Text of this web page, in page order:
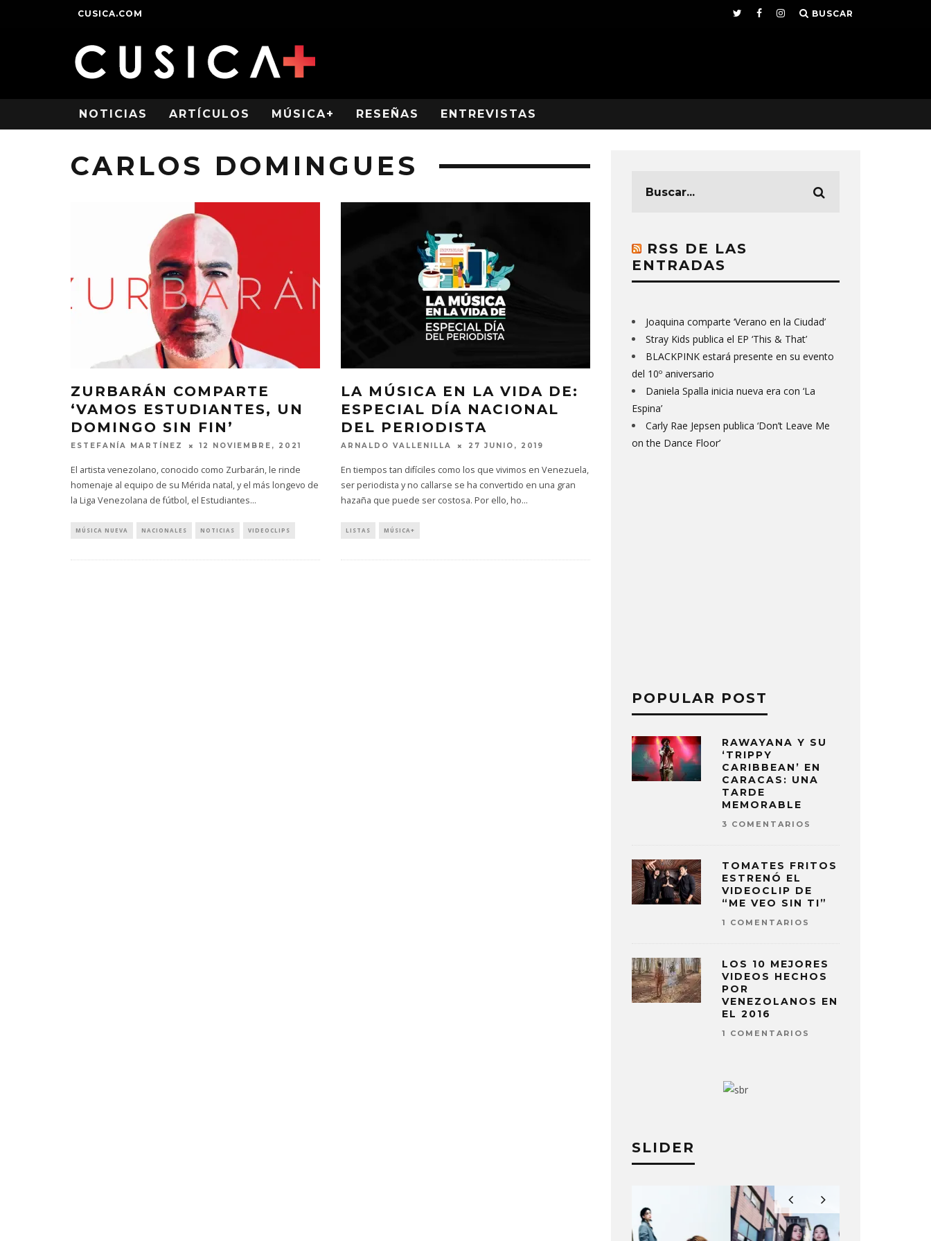
CUSICA.COM BUSCAR
NOTICIAS ARTÍCULOS MÚSICA+ RESEÑAS ENTREVISTAS
CARLOS DOMINGUES
ZURBARÁN COMPARTE
‘VAMOS ESTUDIANTES, UN
DOMINGO SIN FIN’
ESTEFANÍA MARTÍNEZ 12 NOVIEMBRE, 2021
El artista venezolano, conocido como Zurbarán, le rinde
homenaje al equipo de su Mérida natal, y el más longevo de
la Liga Venezolana de fútbol, el Estudiantes...
MÚSICA NUEVA NACIONALES NOTICIAS VIDEOCLIPS
LA MÚSICA EN LA VIDA DE:
ESPECIAL DÍA NACIONAL
DEL PERIODISTA
ARNALDO VALLENILLA 27 JUNIO, 2019
En tiempos tan difíciles como los que vivimos en Venezuela,
ser periodista y no callarse se ha convertido en una gran
hazaña que puede ser costosa. Por ello, ho...
LISTAS MÚSICA+
RSS DE LAS
ENTRADAS
Joaquina comparte ‘Verano en la Ciudad’
Stray Kids publica el EP ‘This & That’
BLACKPINK estará presente en su evento
del 10º aniversario
Daniela Spalla inicia nueva era con ‘La
Espina’
Carly Rae Jepsen publica ‘Don’t Leave Me
on the Dance Floor’
POPULAR POST
RAWAYANA Y SU
‘TRIPPY
CARIBBEAN’ EN
CARACAS: UNA
TARDE
MEMORABLE
3 COMENTARIOS
TOMATES FRITOS
ESTRENÓ EL
VIDEOCLIP DE
“ME VEO SIN TI”
1 COMENTARIOS
LOS 10 MEJORES
VIDEOS HECHOS
POR
VENEZOLANOS EN
EL 2016
1 COMENTARIOS
SLIDER